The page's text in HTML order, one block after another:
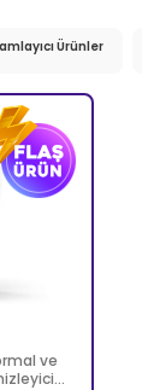
Ürünler
ve